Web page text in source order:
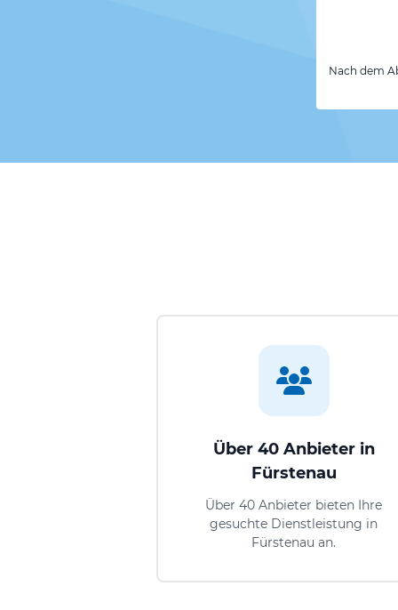
Nach dem
Über 40 Anbieter in
Fürstenau
Über 40 Anbieter bieten Ihre
gesuchte Dienstleistung in
Fürstenau an.